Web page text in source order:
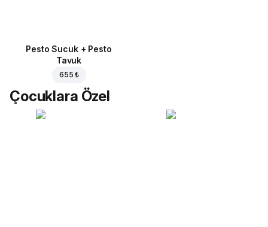
Pesto Sucuk + Pesto
Tavuk
655 ₺
Çocuklara Özel